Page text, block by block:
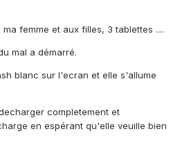
femme et aux filles, 3 tablettes ....
mal a démarré.
blanc sur l'ecran et elle s'allume
completement et
en espérant qu'elle veuille bien